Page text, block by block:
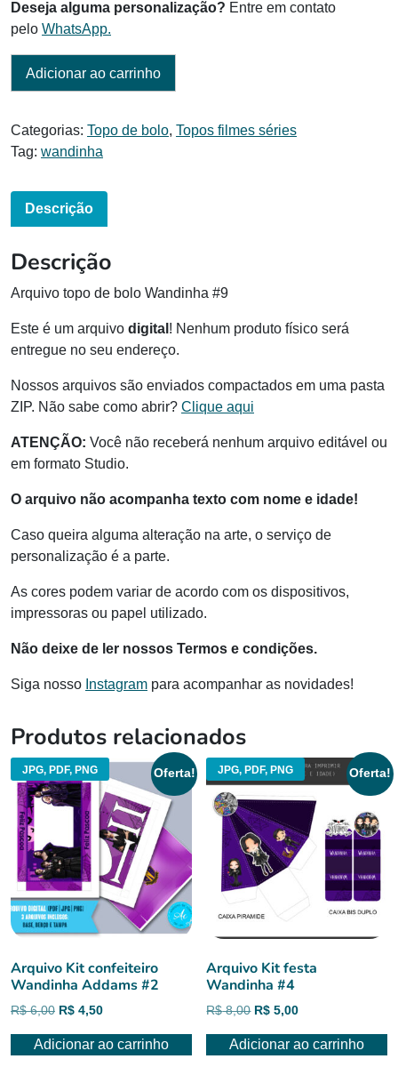
Deseja alguma personalização? Entre em contato
pelo WhatsApp.
Adicionar ao carrinho
Categorias: Topo de bolo, Topos filmes séries
Tag: wandinha
Descrição
Descrição
Arquivo topo de bolo Wandinha #9
Este é um arquivo digital ! Nenhum produto físico será
entregue no seu endereço.
Nossos arquivos são enviados compactados em uma pasta
ZIP. Não sabe como abrir? Clique aqui
ATENÇÃO: Você não receberá nenhum arquivo editável ou
em formato Studio.
O arquivo não acompanha texto com nome e idade!
Caso queira alguma alteração na arte, o serviço de
personalização é a parte.
As cores podem variar de acordo com os dispositivos,
impressoras ou papel utilizado.
Não deixe de ler nossos Termos e condições.
Siga nosso Instagram para acompanhar as novidades!
Produtos relacionados
JPG, PDF, PNG Oferta!
Arquivo Kit confeiteiro
Wandinha Addams #2
R$6,00 O
original
R$ 4,50O
atual
Adicionar ao carrinho
JPG, PDF, PNG Oferta!
Arquivo Kit festa
Wandinha #4
R$8,00 O
original
R$ 5,00O
atual
Adicionar ao carrinho